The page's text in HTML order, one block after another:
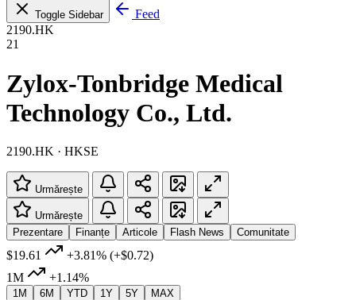
Toggle Sidebar
Feed
2190.HK
21
Zylox-Tonbridge Medical
Technology Co., Ltd.
2190.HK · HKSE
Urmărește
Urmărește
Prezentare
Finanțe Articole Flash News Comunitate
$19.61 +3.81% (+$0.72)
1M
+1.14%
1M 6M YTD 1Y 5Y MAX